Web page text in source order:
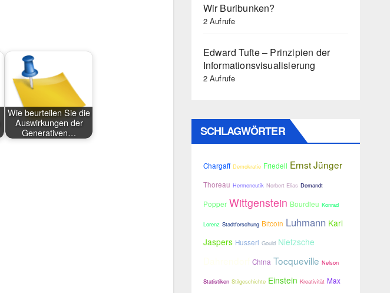
Wie beurteilen Sie die
Auswirkungen der
Generativen…
Wir Buribunken?
2 Aufrufe
Edward Tufte – Prinzipien der
Informationsvisualisierung
2 Aufrufe
SCHLAGWÖRTER
Chargaff Demokratie Friedell Ernst Jünger
Thoreau Hermeneutik Norbert Elias Demandt
Popper Wittgenstein Bourdieu Konrad
Lorenz Stadtforschung Bitcoin Luhmann Karl
Jaspers Husserl Gould Nietzsche
China Tocqueville Nelson
Statistiken Stilgeschichte Einstein Kreativität Max